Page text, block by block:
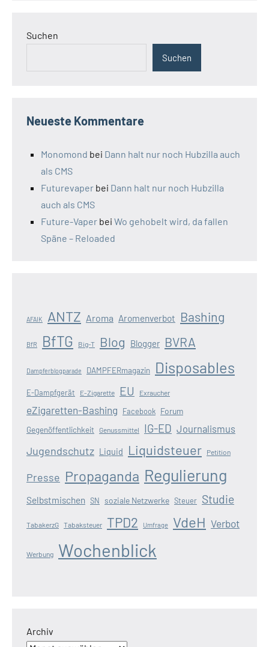
Suchen
Suchen
Neueste Kommentare
Monomond bei Dann halt nur noch Hubzilla auch
als CMS
Futurevaper bei Dann halt nur noch Hubzilla
auch als CMS
Future-Vaper bei Wo gehobelt wird, da fallen
Späne – Reloaded
AFAIK ANTZ Aroma Aromenverbot Bashing
BfR BfTG Big-T Blog Blogger BVRA
Dampferblogparade DAMPFERmagazin Disposables
E-Dampfgerät E-Zigarette EU Exraucher
eZigaretten-Bashing Facebook Forum
Gegenöffentlichkeit Genussmittel IG-ED Journalismus
Jugendschutz Liquid Liquidsteuer Petition
Presse Propaganda Regulierung
Selbstmischen SN soziale Netzwerke Steuer Studie
TabakerzG Tabaksteuer TPD2 Umfrage VdeH Verbot
Werbung Wochenblick
Archiv